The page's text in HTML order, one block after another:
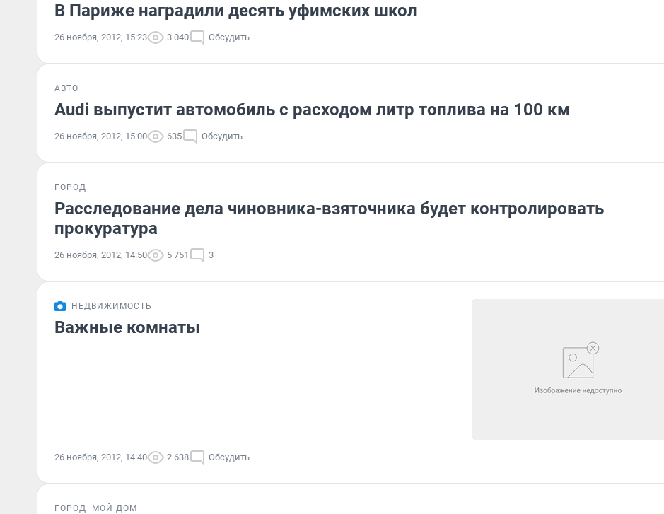
В Париже наградили десять уфимских школ
26 ноября, 2012, 15:23 3 040 Обсудить
АВТО
Audi выпустит автомобиль с расходом литр топлива на 100 км
26 ноября, 2012, 15:00 635 Обсудить
ГОРОД
Расследование дела чиновника-взяточника будет контролировать
прокуратура
26 ноября, 2012, 14:50 5 751 3
НЕДВИЖИМОСТЬ
Важные комнаты
26 ноября, 2012, 14:40 2 638 Обсудить
ГОРОД МОЙ ДОМ